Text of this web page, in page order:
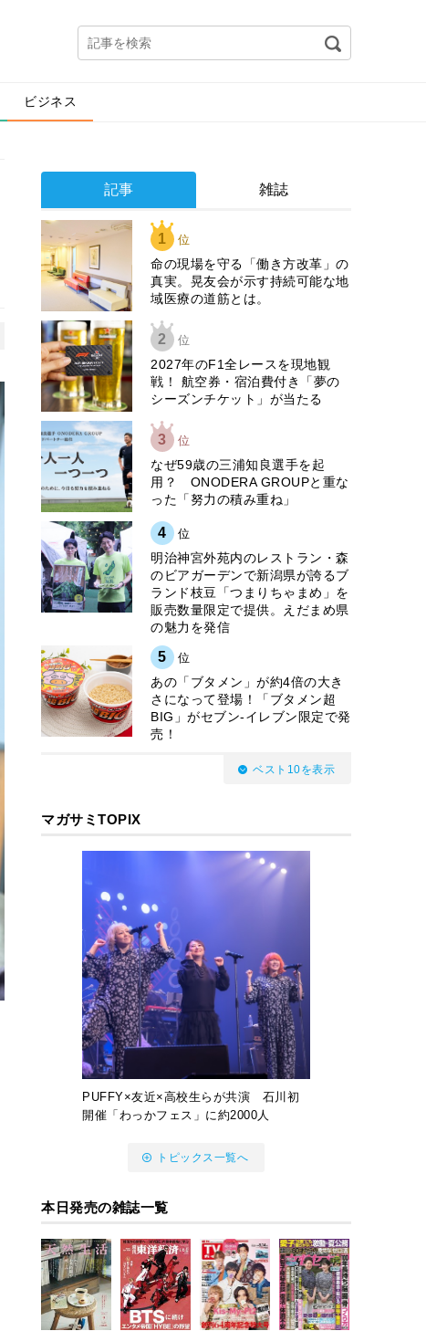
ビジネス
記事 雑誌
1 位
​命の現場を守る「働き方改革」の
真実。晃友会が示す持続可能な地
域医療の道筋とは。
2 位
2027年のF1全レースを現地観
戦！ 航空券・宿泊費付き「夢の
シーズンチケット」が当たる
3 位
なぜ59歳の三浦知良選手を起
用？ ONODERA GROUPと重な
った「努力の積み重ね」
4 位
明治神宮外苑内のレストラン・森
のビアガーデンで新潟県が誇るブ
ランド枝豆「つまりちゃまめ」を
販売数量限定で提供。えだまめ県
の魅力を発信
5 位
あの「ブタメン」が約4倍の大き
さになって登場！「ブタメン超
BIG」がセブン‐イレブン限定で発
売！
ベスト10を表示
マガサミTOPIX
PUFFY×友近×高校生らが共演 石川初
開催「わっかフェス」に約2000人
トピックス一覧へ
本日発売の雑誌一覧